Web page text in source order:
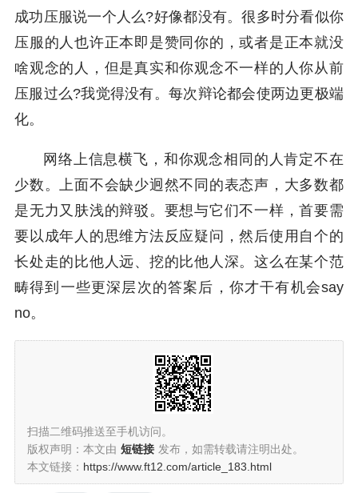
成功压服说一个人么?好像都没有。很多时分看似你
压服的人也许正本即是赞同你的，或者是正本就没
啥观念的人，但是真实和你观念不一样的人你从前
压服过么?我觉得没有。每次辩论都会使两边更极端
化。
网络上信息横飞，和你观念相同的人肯定不在
少数。上面不会缺少迥然不同的表态声，大多数都
是无力又肤浅的辩驳。要想与它们不一样，首要需
要以成年人的思维方法反应疑问，然后使用自个的
长处走的比他人远、挖的比他人深。这么在某个范
畴得到一些更深层次的答案后，你才干有机会say
no。
扫描二维码推送至手机访问。
版权声明：本文由 短链接 发布，如需转载请注明出处。
本文链接： https://www.ft12.com/article_183.html